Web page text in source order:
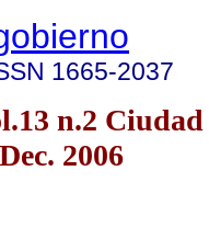
1665-2037
n.2 Ciudad
2006